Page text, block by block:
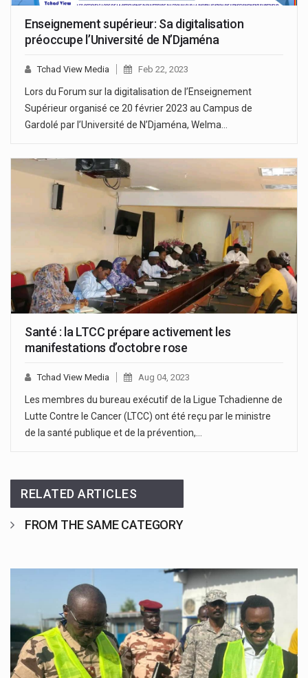
Enseignement supérieur: Sa digitalisation
préoccupe l’Université de N’Djaména
Tchad View Media Feb 22, 2023
Lors du Forum sur la digitalisation de l’Enseignement
Supérieur organisé ce 20 février 2023 au Campus de
Gardolé par l’Université de N’Djaména, Welma…
Santé : la LTCC prépare activement les
manifestations d’octobre rose
Tchad View Media Aug 04, 2023
Les membres du bureau exécutif de la Ligue Tchadienne de
Lutte Contre le Cancer (LTCC) ont été reçu par le ministre
de la santé publique et de la prévention,…
RELATED ARTICLES
FROM THE SAME CATEGORY